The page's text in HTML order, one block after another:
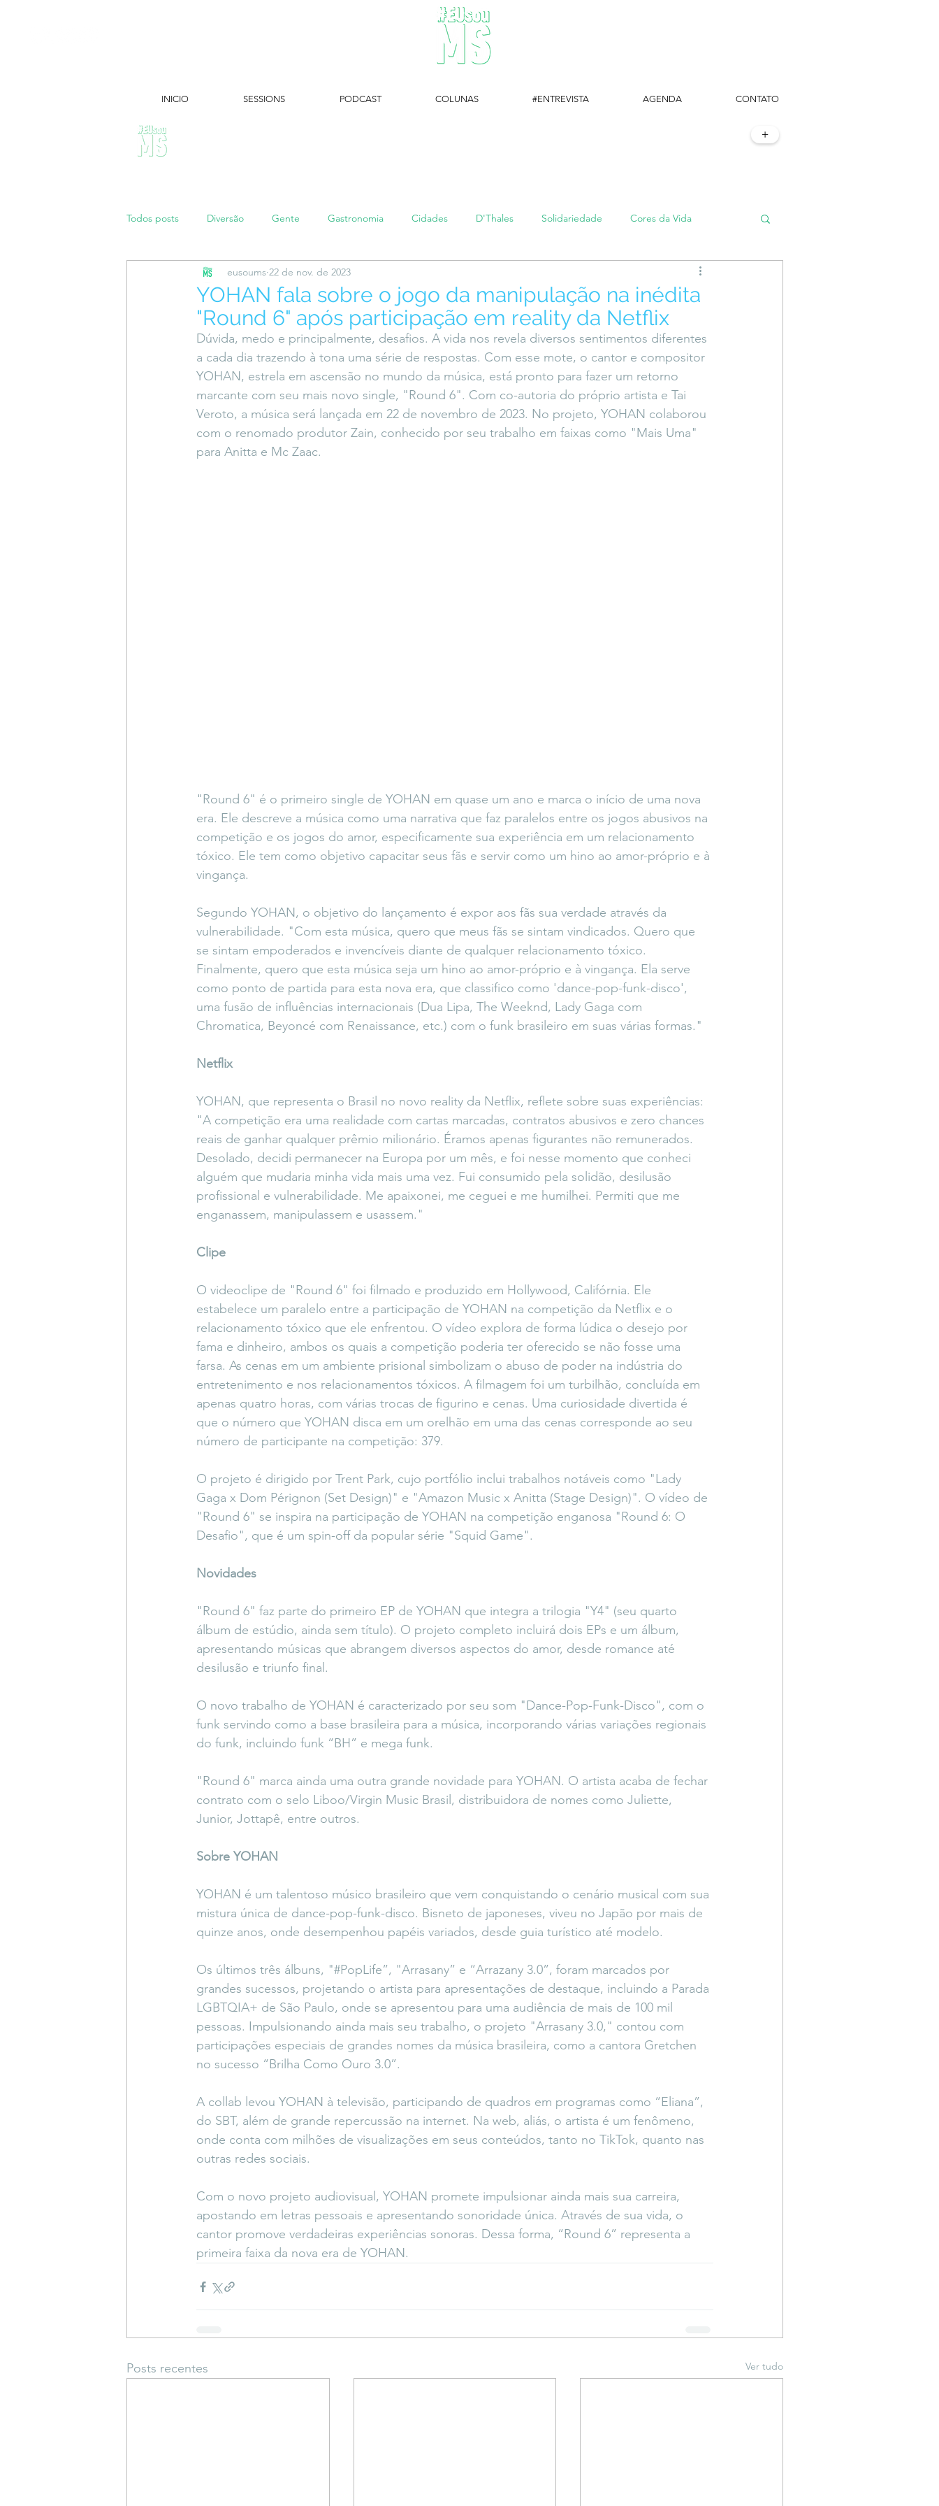
Todos posts Diversão Gente Gastronomia Cidades D'Thales Solidariedade Cores da Vida
Papo de Mãe #maratonei #setembroamarelo #TôemSampa, meu!
Coluna do Vasques #DescomplicaLara #entrevista Entre Palavras Fora da Curva Território Livre
DESIMAGINAR
YOHAN fala sobre o jogo da manipulação na inédita
"Round 6" após participação em reality da Netflix
eusoums 22 de nov. de 2023
Dúvida, medo e principalmente, desafios. A vida nos revela diversos sentimentos diferentes
a cada dia trazendo à tona uma série de respostas. Com esse mote, o cantor e compositor
YOHAN, estrela em ascensão no mundo da música, está pronto para fazer um retorno
marcante com seu mais novo single, "Round 6". Com co-autoria do próprio artista e Tai
Veroto, a música será lançada em 22 de novembro de 2023. No projeto, YOHAN colaborou
com o renomado produtor Zain, conhecido por seu trabalho em faixas como "Mais Uma"
para Anitta e Mc Zaac.
"Round 6" é o primeiro single de YOHAN em quase um ano e marca o início de uma nova
era. Ele descreve a música como uma narrativa que faz paralelos entre os jogos abusivos na
competição e os jogos do amor, especificamente sua experiência em um relacionamento
tóxico. Ele tem como objetivo capacitar seus fãs e servir como um hino ao amor-próprio e à
vingança.
Segundo YOHAN, o objetivo do lançamento é expor aos fãs sua verdade através da
vulnerabilidade. "Com esta música, quero que meus fãs se sintam vindicados. Quero que
se sintam empoderados e invencíveis diante de qualquer relacionamento tóxico.
Finalmente, quero que esta música seja um hino ao amor-próprio e à vingança. Ela serve
como ponto de partida para esta nova era, que classifico como 'dance-pop-funk-disco',
uma fusão de influências internacionais (Dua Lipa, The Weeknd, Lady Gaga com
Chromatica, Beyoncé com Renaissance, etc.) com o funk brasileiro em suas várias formas."
Netflix
YOHAN, que representa o Brasil no novo reality da Netflix, reflete sobre suas experiências:
"A competição era uma realidade com cartas marcadas, contratos abusivos e zero chances
reais de ganhar qualquer prêmio milionário. Éramos apenas figurantes não remunerados.
Desolado, decidi permanecer na Europa por um mês, e foi nesse momento que conheci
alguém que mudaria minha vida mais uma vez. Fui consumido pela solidão, desilusão
profissional e vulnerabilidade. Me apaixonei, me ceguei e me humilhei. Permiti que me
enganassem, manipulassem e usassem."
Clipe
O videoclipe de "Round 6" foi filmado e produzido em Hollywood, Califórnia. Ele
estabelece um paralelo entre a participação de YOHAN na competição da Netflix e o
relacionamento tóxico que ele enfrentou. O vídeo explora de forma lúdica o desejo por
fama e dinheiro, ambos os quais a competição poderia ter oferecido se não fosse uma
farsa. As cenas em um ambiente prisional simbolizam o abuso de poder na indústria do
entretenimento e nos relacionamentos tóxicos. A filmagem foi um turbilhão, concluída em
apenas quatro horas, com várias trocas de figurino e cenas. Uma curiosidade divertida é
que o número que YOHAN disca em um orelhão em uma das cenas corresponde ao seu
número de participante na competição: 379.
O projeto é dirigido por Trent Park, cujo portfólio inclui trabalhos notáveis como "Lady
Gaga x Dom Pérignon (Set Design)" e "Amazon Music x Anitta (Stage Design)". O vídeo de
"Round 6" se inspira na participação de YOHAN na competição enganosa "Round 6: O
Desafio", que é um spin-off da popular série "Squid Game".
Novidades
"Round 6" faz parte do primeiro EP de YOHAN que integra a trilogia "Y4" (seu quarto
álbum de estúdio, ainda sem título). O projeto completo incluirá dois EPs e um álbum,
apresentando músicas que abrangem diversos aspectos do amor, desde romance até
desilusão e triunfo final.
O novo trabalho de YOHAN é caracterizado por seu som "Dance-Pop-Funk-Disco", com o
funk servindo como a base brasileira para a música, incorporando várias variações regionais
do funk, incluindo funk “BH” e mega funk.
"Round 6" marca ainda uma outra grande novidade para YOHAN. O artista acaba de fechar
contrato com o selo Liboo/Virgin Music Brasil, distribuidora de nomes como Juliette,
Junior, Jottapê, entre outros.
Sobre YOHAN
YOHAN é um talentoso músico brasileiro que vem conquistando o cenário musical com sua
mistura única de dance-pop-funk-disco. Bisneto de japoneses, viveu no Japão por mais de
quinze anos, onde desempenhou papéis variados, desde guia turístico até modelo.
Os últimos três álbuns, "#PopLife”, "Arrasany” e “Arrazany 3.0”, foram marcados por
grandes sucessos, projetando o artista para apresentações de destaque, incluindo a Parada
LGBTQIA+ de São Paulo, onde se apresentou para uma audiência de mais de 100 mil
pessoas. Impulsionando ainda mais seu trabalho, o projeto "Arrasany 3.0," contou com
participações especiais de grandes nomes da música brasileira, como a cantora Gretchen
no sucesso “Brilha Como Ouro 3.0”.
A collab levou YOHAN à televisão, participando de quadros em programas como “Eliana”,
do SBT, além de grande repercussão na internet. Na web, aliás, o artista é um fenômeno,
onde conta com milhões de visualizações em seus conteúdos, tanto no TikTok, quanto nas
outras redes sociais.
Com o novo projeto audiovisual, YOHAN promete impulsionar ainda mais sua carreira,
apostando em letras pessoais e apresentando sonoridade única. Através de sua vida, o
cantor promove verdadeiras experiências sonoras. Dessa forma, “Round 6” representa a
primeira faixa da nova era de YOHAN.
Posts recentes Ver tudo
+
INICIO SESSIONS PODCAST COLUNAS #ENTREVISTA AGENDA CONTATO